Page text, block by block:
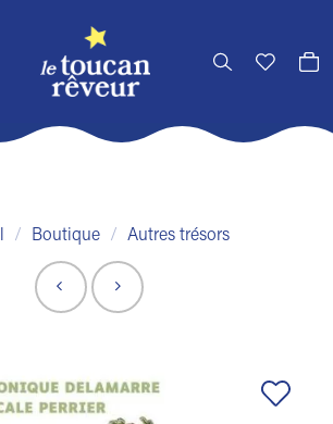
/ Boutique / Autres trésors